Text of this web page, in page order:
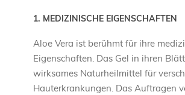
1. MEDIZINISCHE EIGENSCHAFTEN
Aloe Vera ist berühmt für ihre
Eigenschaften. Das Gel in ihren
wirksames Naturheilmittel für
Hauterkrankungen. Das Auftragen